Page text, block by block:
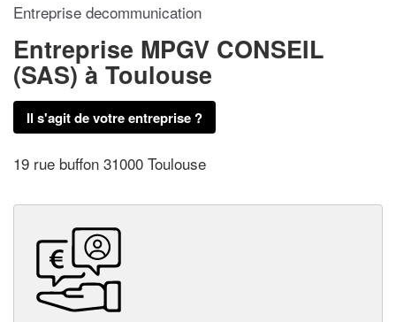
Entreprise decommunication
Entreprise MPGV CONSEIL
(SAS)à Toulouse
Il s'agit de votre entreprise ?
19 rue buffon 31000 Toulouse